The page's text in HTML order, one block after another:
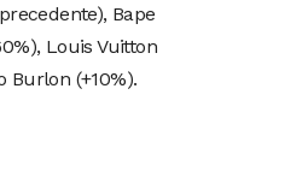
Bape
Louis Vuitton
Burlon (+10%).